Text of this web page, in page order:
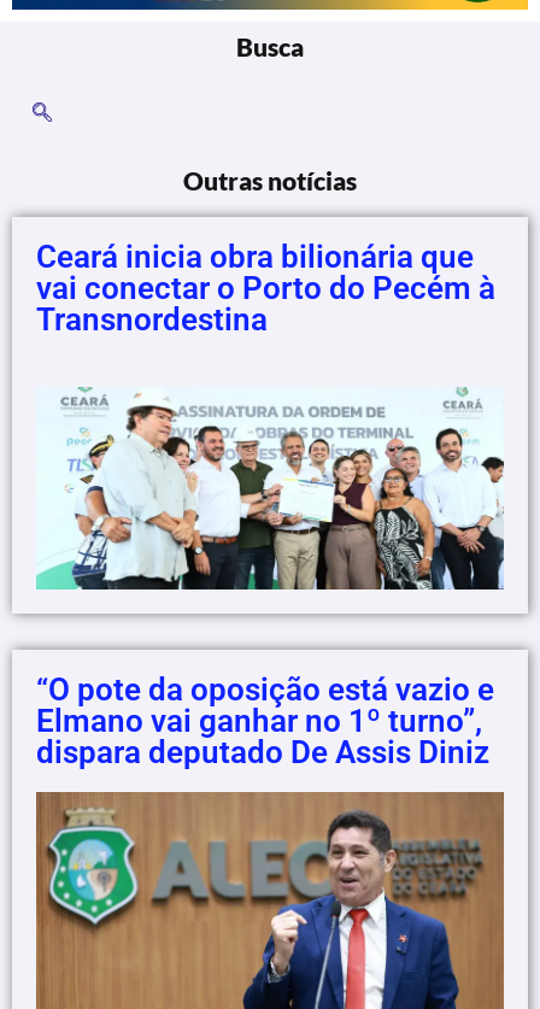
Busca
Outras notícias
Ceará inicia obra bilionária que
vai conectar o Porto do Pecém à
Transnordestina
“O pote da oposição está vazio e
Elmano vai ganhar no 1º turno”,
dispara deputado De Assis Diniz